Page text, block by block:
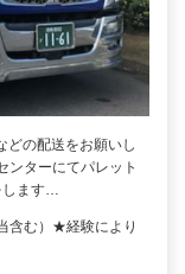
どの配送をお願いし
ターにてパレット
します…
含む）★経験により